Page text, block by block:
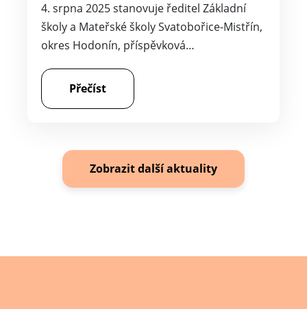
4. srpna 2025 stanovuje ředitel Základní
školy a Mateřské školy Svatobořice-Mistřín,
okres Hodonín, příspěvková…
Přečíst
Zobrazit další aktuality